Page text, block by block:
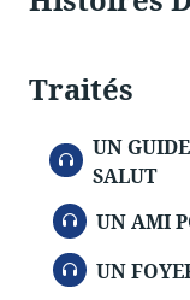
Traités
AUDIO
UN
SALUT
AUDIO
UN AMI
AUDIO
UN